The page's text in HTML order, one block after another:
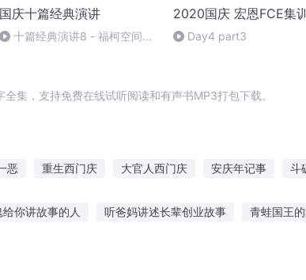
国庆十篇经典演讲
十篇经典演讲8 - 福柯空间回
2020国庆 宏恩FCE集训
Day4 part3
集，支持免费在线试听阅读和有声书MP3打包下载。
恶 重生西门庆 大官人西门庆 安庆年记事 斗
给你讲故事的人 听爸妈讲述长辈创业故事 青蛙国王